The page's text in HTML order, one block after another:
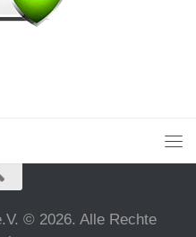
© 2026. Alle Rechte